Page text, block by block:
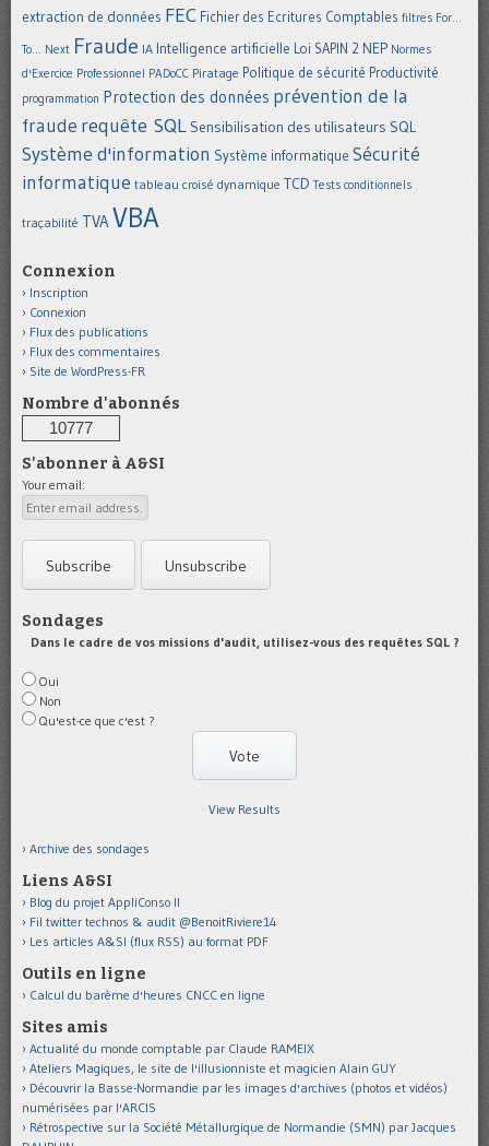
extraction de données FEC Fichier des Ecritures Comptables filtres For...
To... Next Fraude IA Intelligence artificielle Loi SAPIN 2 NEP Normes
d'Exercice Professionnel PADoCC Piratage Politique de sécurité Productivité
programmation Protection des données prévention de la
fraude requête SQL Sensibilisation des utilisateurs SQL
Système d'information Système informatique Sécurité
informatique tableau croisé dynamique TCD Tests conditionnels
traçabilité TVAVBA
Connexion
Inscription
Connexion
Flux des publications
Flux des commentaires
Site de WordPress-FR
Nombre d'abonnés
10777
S'abonner à A&SI
Your email:
Sondages
Dans le cadre de vos missions d'audit, utilisez-vous des requêtes SQL ?
Oui
Non
Qu'est-ce que c'est ?
View Results
Archive des sondages
Liens A&SI
Blog du projet AppliConso II
Fil twitter technos & audit @BenoitRiviere14
Les articles A&SI (flux RSS) au format PDF
Outils en ligne
Calcul du barème d'heures CNCC en ligne
Sites amis
Actualité du monde comptable par Claude RAMEIX
Ateliers Magiques, le site de l'illusionniste et magicien Alain GUY
Découvrir la Basse-Normandie par les images d'archives (photos et vidéos)
numérisées par l'ARCIS
Rétrospective sur la Société Métallurgique de Normandie (SMN) par Jacques